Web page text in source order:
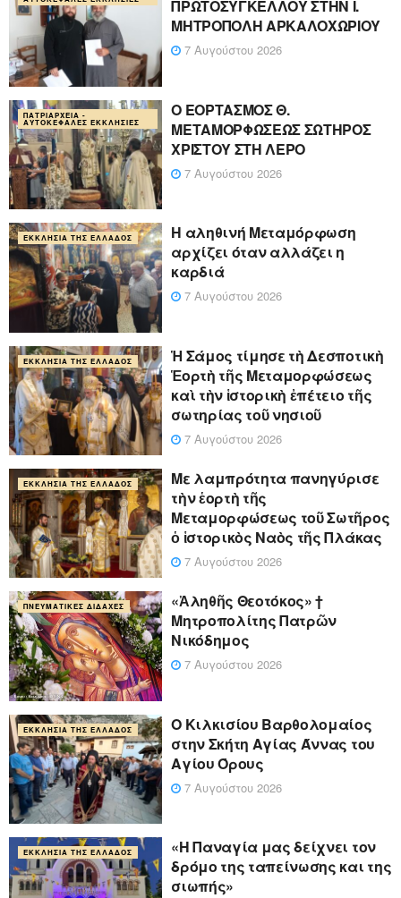
ΠΡΩΤΟΣΥΓΚΕΛΛΟΥ ΣΤΗΝ Ι.
ΜΗΤΡΟΠΟΛΗ ΑΡΚΑΛΟΧΩΡΙΟΥ
7 Αυγούστου 2026
ΠΑΤΡΙΑΡΧΕΊΑ -
ΑΥΤΟΚΈΦΑΛΕΣ ΕΚΚΛΗΣΊΕΣ
Ο ΕΟΡΤΑΣΜΟΣ Θ.
ΜΕΤΑΜΟΡΦΩΣΕΩΣ ΣΩΤΗΡΟΣ
ΧΡΙΣΤΟΥ ΣΤΗ ΛΕΡΟ
7 Αυγούστου 2026
ΕΚΚΛΗΣΊΑ ΤΗΣ ΕΛΛΆΔΟΣ
Η αληθινή Μεταμόρφωση
αρχίζει όταν αλλάζει η
καρδιά
7 Αυγούστου 2026
ΕΚΚΛΗΣΊΑ ΤΗΣ ΕΛΛΆΔΟΣ
Ἡ Σάμος τίμησε τὴ Δεσποτικὴ
Ἑορτὴ τῆς Μεταμορφώσεως
καὶ τὴν ἱστορικὴ ἐπέτειο τῆς
σωτηρίας τοῦ νησιοῦ
7 Αυγούστου 2026
ΕΚΚΛΗΣΊΑ ΤΗΣ ΕΛΛΆΔΟΣ
Με λαμπρότητα πανηγύρισε
τὴν ἑορτὴ τῆς
Μεταμορφώσεως τοῦ Σωτῆρος
ὁ ἱστορικὸς Ναὸς τῆς Πλάκας
7 Αυγούστου 2026
ΠΝΕΥΜΑΤΙΚΈΣ ΔΙΔΑΧΈΣ
«Ἀληθῆς Θεοτόκος» †
Μητροπολίτης Πατρῶν
Νικόδημος
7 Αυγούστου 2026
ΕΚΚΛΗΣΊΑ ΤΗΣ ΕΛΛΆΔΟΣ
Ο Κιλκισίου Βαρθολομαίος
στην Σκήτη Αγίας Άννας του
Αγίου Όρους
7 Αυγούστου 2026
ΕΚΚΛΗΣΊΑ ΤΗΣ ΕΛΛΆΔΟΣ
«Η Παναγία μας δείχνει τον
δρόμο της ταπείνωσης και της
σιωπής»